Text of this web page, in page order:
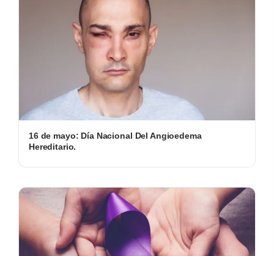
16 de mayo: Día Nacional Del Angioedema
Hereditario.